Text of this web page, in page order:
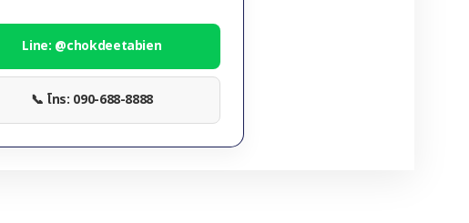
Line: @chokdeetabien
📞 โทร: 090-688-8888